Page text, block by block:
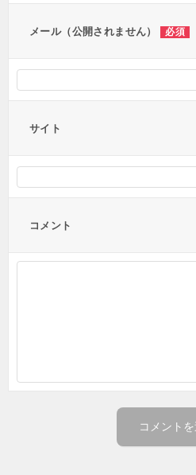
メール（公開されません） 必須
サイト
コメント